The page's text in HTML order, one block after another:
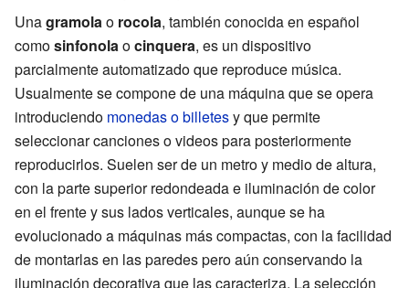
Unagramolao rocola, también conocida en español
comosinfonolaocinquera, es un dispositivo
parcialmente automatizado que reproduce música.
Usualmente se compone de una máquina que se opera
introduciendo monedas o billetesy que permite
seleccionar canciones o videos para posteriormente
reproducirlos. Suelen ser de un metro y medio de altura,
con la parte superior redondeada e iluminación de color
en el frente y sus lados verticales, aunque se ha
evolucionado a máquinas más compactas, con la facilidad
de montarlas en las paredes pero aún conservando la
iluminación decorativa que las caracteriza. La selección